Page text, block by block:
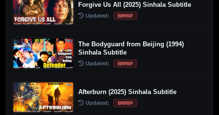
Forgive Us All (2025) Sinhala Subtitle
Updated: BRRIP
The Bodyguard from Beijing (1994)
Sinhala Subtitle
Updated: BRRIP
Afterburn (2025) Sinhala Subtitle
Updated: BRRIP